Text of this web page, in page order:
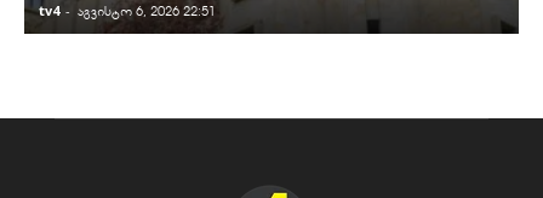
tv4 - აგვისტო 6, 2026 22:51